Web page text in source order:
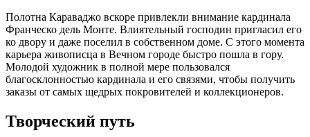
Полотна Караваджо вскоре привлекли внимание кардинала
Франческо дель Монте. Влиятельный господин пригласил его
ко двору и даже поселил в собственном доме. С этого момента
карьера живописца в Вечном городе быстро пошла в гору.
Молодой художник в полной мере пользовался
благосклонностью кардинала и его связями, чтобы получить
заказы от самых щедрых покровителей и коллекционеров.
Творческий путь